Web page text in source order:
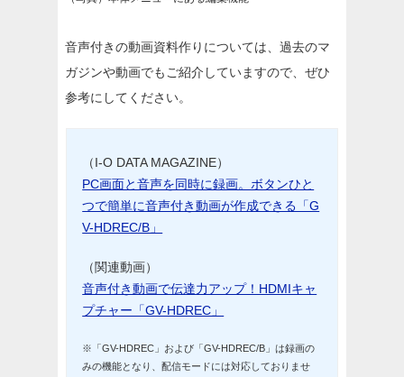
音声付きの動画資料作りについては、過去のマ
ガジンや動画でもご紹介していますので、ぜひ
参考にしてください。
（I-O DATA MAGAZINE）
PC画面と音声を同時に録画。ボタンひと
つで簡単に音声付き動画が作成できる「G
V-HDREC/B」
（関連動画）
音声付き動画で伝達力アップ！HDMIキャ
プチャー「GV-HDREC」
※「GV-HDREC」および「GV-HDREC/B」は録画の
みの機能となり、配信モードには対応しておりませ